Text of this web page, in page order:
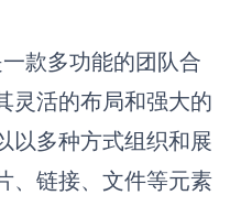
作技巧
款多功能的团队合
灵活的布局和强大的
以多种方式组织和展
、链接、文件等元素